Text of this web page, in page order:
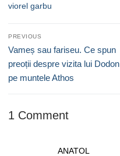
viorel garbu
Navigare
în
articole
PREVIOUS
Previous
post:
Vameș sau fariseu. Ce spun
preoții despre vizita lui Dodon
pe muntele Athos
1 Comment
ANATOL